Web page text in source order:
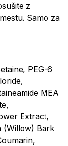
z
Samo za
PEG-6
MEA
Extract,
(Willow) Bark